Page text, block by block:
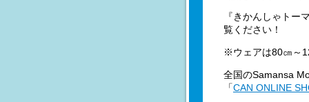
『きかんしゃトー
覧ください！
※ウェアは80㎝～
全国のSamansa
「CAN ONLINE